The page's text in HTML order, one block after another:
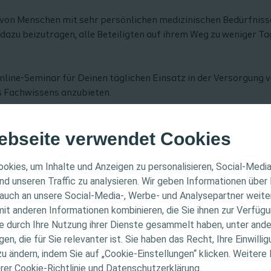
verwendet Cookies
um Inhalte und Anzeigen zu personalisieren, Social-
unseren Traffic zu analysieren. Wir geben Informationen über
an unsere Social-Media-, Werbe- und Analysepartner
anderen Informationen kombinieren, die Sie ihnen zur
durch Ihre Nutzung ihrer Dienste gesammelt haben, unter
die für Sie relevanter ist. Sie haben das Recht, Ihre
ändern, indem Sie auf „Cookie-Einstellungen“ klicken.
Cookie-Richtlinie und Datenschutzerklärung.
HINWEIS
sich nur an medizinisches Fachpersonal. Der
Informations- und Fortbildungszwecke bestimmt.
medizinischen Rat. Die Verantwortung für die
liegt beim medizinischen Fachpersonal.
zu den vorgestellten Produkten, einschließlich
Menschen mit sehr persönlichen medizinischen
beizutragen, alle Beteiligten auf ihrem Weg zu weniger
Seminar für Deinen täglichen Einsatz in der Versorgung
anzubieten.
von Ulcus cruris venosum, arteriosum und arterio-venös
Wundversorgung
Pflegefachkräfte, med. Fachangestellte mit